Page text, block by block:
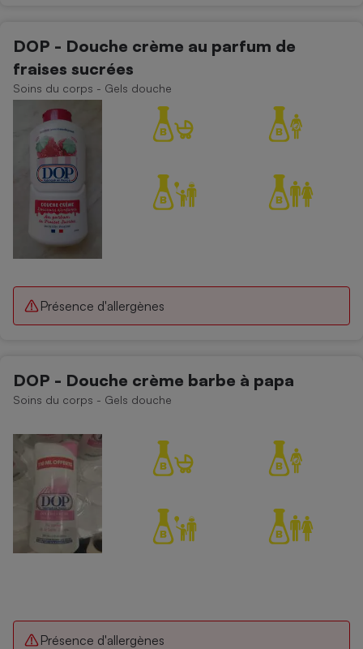
DOP - Douche crème au parfum de
fraises sucrées
Soins du corps - Gels douche
Présence d'allergènes
DOP - Douche crème barbe à papa
Soins du corps - Gels douche
Présence d'allergènes